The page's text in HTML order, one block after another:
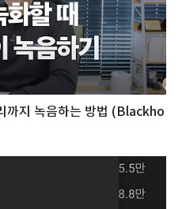
까지 녹음하는 방법 (Blackho